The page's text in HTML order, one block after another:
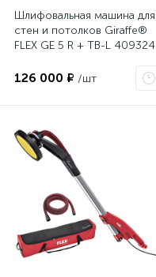
Шлифовальная машина для
стен и потолков Giraffe®
FLEX GE 5 R + TB-L 409324
126 000 ₽ /шт